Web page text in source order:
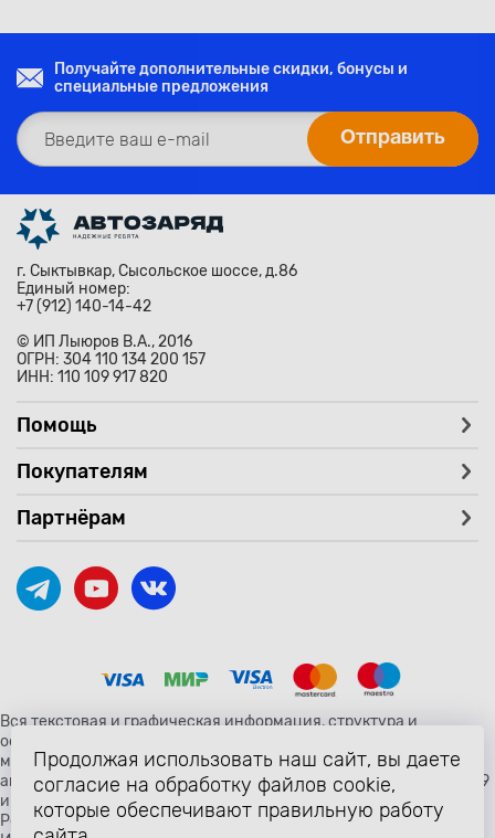
Получайте дополнительные скидки, бонусы и
специальные предложения
г. Сыктывкар, Сысольское шоссе, д.86
Единый номер:
+7 (912) 140-14-42
© ИП Лыюров В.А., 2016
ОГРН: 304 110 134 200 157
ИНН: 110 109 917 820
Помощь
Покупателям
Партнёрам
Вся текстовая и графическая информация, структура и
оформление страницы avtozaryad.ru защищены российскими и
международными законами и соглашениями об охране
авторских прав и интеллектуальной собственности (статьи 1259
и 1260 главы 70 «Авторское право» Гражданского Кодекса
Российской Федерации от 18 декабря 2006 года N 230-ФЗ).
Продолжая использовать наш сайт, вы даете
согласие на обработку файлов cookie,
которые обеспечивают правильную работу